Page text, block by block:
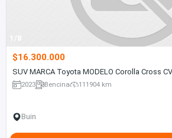
1/8
$16.300.000
2023 Bencina 111904 km
Buin